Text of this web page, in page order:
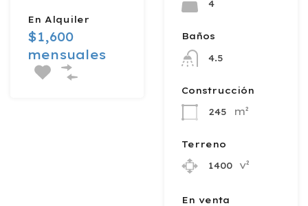
En Alquiler
$1,600
mensuales
4
Baños
4.5
Construcción
245
m²
Terreno
1400
v²
En venta